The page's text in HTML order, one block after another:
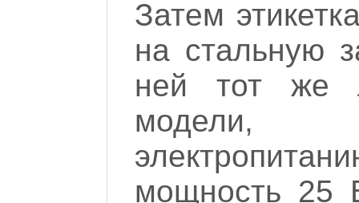
Затем
на стальную
ней тот же
модели,
мощность 25